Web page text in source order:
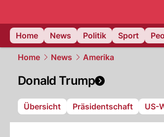
Home
News Politik Sport
Home News Amerika
Donald Trump
Übersicht Präsidentschaft US-